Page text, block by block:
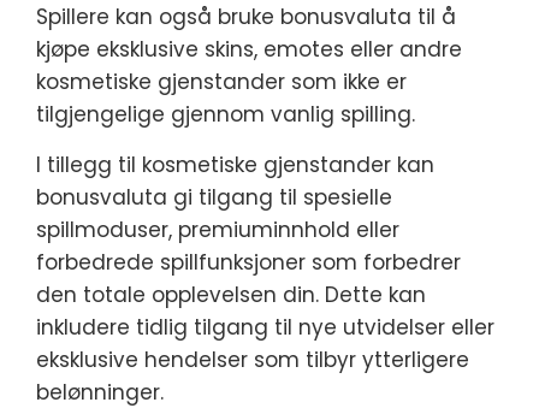
Spillere kan også bruke bonusvaluta til å
kjøpe eksklusive skins, emotes eller andre
kosmetiske gjenstander som ikke er
tilgjengelige gjennom vanlig spilling.
I tillegg til kosmetiske gjenstander kan
bonusvaluta gi tilgang til spesielle
spillmoduser, premiuminnhold eller
forbedrede spillfunksjoner som forbedrer
den totale opplevelsen din. Dette kan
inkludere tidlig tilgang til nye utvidelser eller
eksklusive hendelser som tilbyr ytterligere
belønninger.